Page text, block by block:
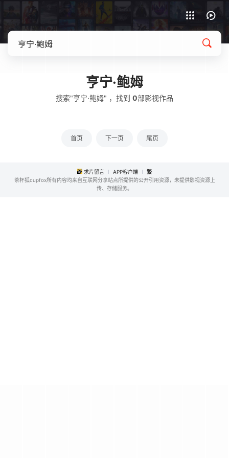
亨宁·鲍姆
搜索"亨宁·鲍姆" ，找到 0部影视作品
首页 下一页 尾页
求片留言 APP客户端
繁
茶杯狐cupfox所有内容均来自互联网分享站点所提供的公开引用资源，未提供影视资源上
传、存储服务。